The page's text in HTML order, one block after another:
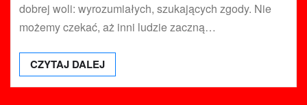
dobrej woli: wyrozumiałych, szukających zgody. Nie
możemy czekać, aż inni ludzie zaczną…
CZYTAJ DALEJ